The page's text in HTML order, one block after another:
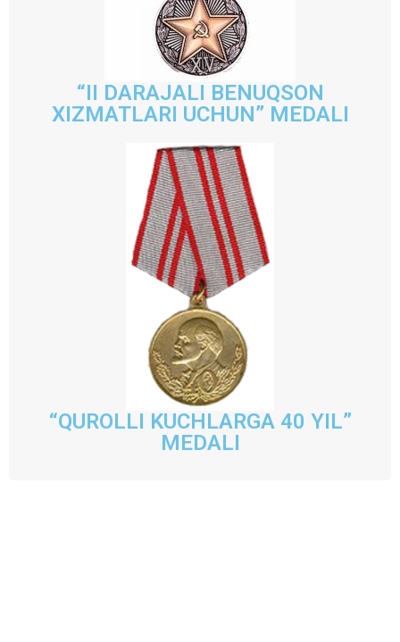
“II DARAJALI BENUQSON
XIZMATLARI UCHUN” MEDALI
“QUROLLI KUCHLARGA 40 YIL”
MEDALI